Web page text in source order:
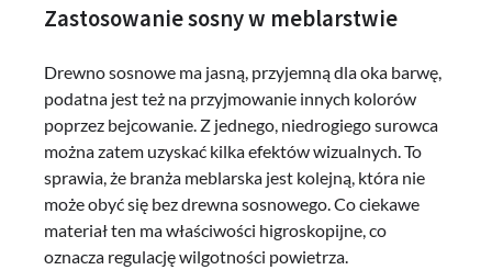
Zastosowanie sosny w meblarstwie
Drewno sosnowe ma jasną, przyjemną dla oka barwę,
podatna jest też na przyjmowanie innych kolorów
poprzez bejcowanie. Z jednego, niedrogiego surowca
można zatem uzyskać kilka efektów wizualnych. To
sprawia, że branża meblarska jest kolejną, która nie
może obyć się bez drewna sosnowego. Co ciekawe
materiał ten ma właściwości higroskopijne, co
oznacza regulację wilgotności powietrza.